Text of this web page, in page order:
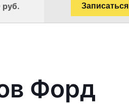
руб. Записаться
Форд